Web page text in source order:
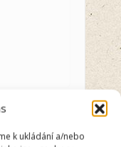
k ukládání a/nebo